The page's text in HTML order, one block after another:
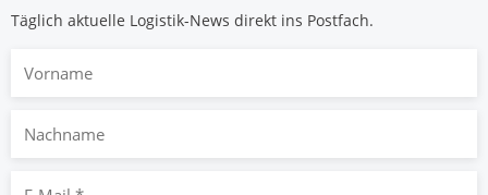
Täglich aktuelle Logistik-News direkt ins Postfach.
Nachname